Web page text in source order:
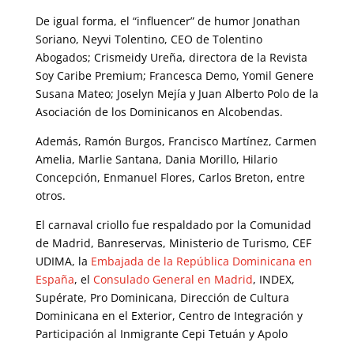
De igual forma, el “influencer” de humor Jonathan
Soriano, Neyvi Tolentino, CEO de Tolentino
Abogados; Crismeidy Ureña, directora de la Revista
Soy Caribe Premium; Francesca Demo, Yomil Genere
Susana Mateo; Joselyn Mejía y Juan Alberto Polo de la
Asociación de los Dominicanos en Alcobendas.
Además, Ramón Burgos, Francisco Martínez, Carmen
Amelia, Marlie Santana, Dania Morillo, Hilario
Concepción, Enmanuel Flores, Carlos Breton, entre
otros.
El carnaval criollo fue respaldado por la Comunidad
de Madrid, Banreservas, Ministerio de Turismo, CEF
UDIMA, la Embajada de la República Dominicana en
España, el Consulado General en Madrid, INDEX,
Supérate, Pro Dominicana, Dirección de Cultura
Dominicana en el Exterior, Centro de Integración y
Participación al Inmigrante Cepi Tetuán y Apolo